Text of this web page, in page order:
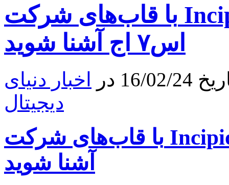
با قاب‌های شرکت Incipio برای موبایل اس۷ و
اس۷ اج آشنا شوید
در
اخبار دنیای
دیجیتال
با قاب‌های شرکت Incipio برای موبایل اس۷ و اس۷ اج
آشنا شوید